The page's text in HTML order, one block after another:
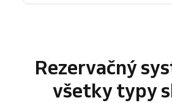
Rezervačný
všetky typy